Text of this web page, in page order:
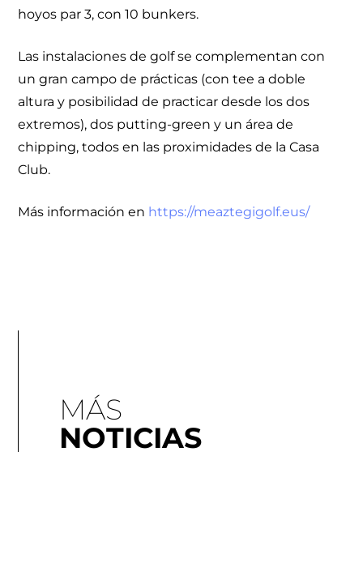
hoyos par 3, con 10 bunkers.
Las instalaciones de golf se complementan con
un gran campo de prácticas (con tee a doble
altura y posibilidad de practicar desde los dos
extremos), dos putting-green y un área de
chipping, todos en las proximidades de la Casa
Club.
Más información en https://meaztegigolf.eus/
MÁS
NOTICIAS